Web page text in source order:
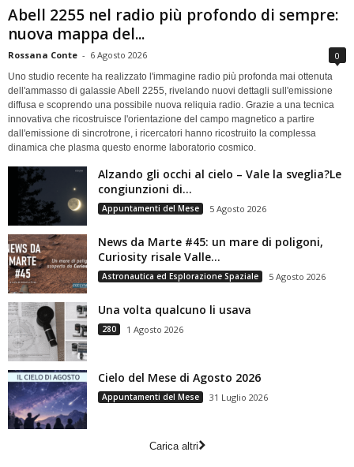
Abell 2255 nel radio più profondo di sempre:
nuova mappa del...
Rossana Conte - 6 Agosto 2026 0
Uno studio recente ha realizzato l'immagine radio più profonda mai ottenuta
dell'ammasso di galassie Abell 2255, rivelando nuovi dettagli sull'emissione
diffusa e scoprendo una possibile nuova reliquia radio. Grazie a una tecnica
innovativa che ricostruisce l'orientazione del campo magnetico a partire
dall'emissione di sincrotrone, i ricercatori hanno ricostruito la complessa
dinamica che plasma questo enorme laboratorio cosmico.
Alzando gli occhi al cielo – Vale la sveglia?Le
congiunzioni di...
Appuntamenti del Mese 5 Agosto 2026
News da Marte #45: un mare di poligoni,
Curiosity risale Valle...
Astronautica ed Esplorazione Spaziale 5 Agosto 2026
Una volta qualcuno li usava
280 1 Agosto 2026
Cielo del Mese di Agosto 2026
Appuntamenti del Mese 31 Luglio 2026
Carica altri